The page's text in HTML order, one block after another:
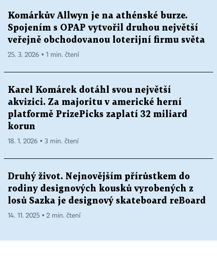
Komárkův Allwyn je na athénské burze.
Spojením s OPAP vytvořil druhou největší
veřejně obchodovanou loterijní firmu světa
25. 3. 2026 ▪ 1 min. čtení
Karel Komárek dotáhl svou největší
akvizici. Za majoritu v americké herní
platformě PrizePicks zaplatí 32 miliard
korun
18. 1. 2026 ▪ 3 min. čtení
Druhý život. Nejnovějším přírůstkem do
rodiny designových kousků vyrobených z
losů Sazka je designový skateboard reBoard
14. 11. 2025 ▪ 2 min. čtení